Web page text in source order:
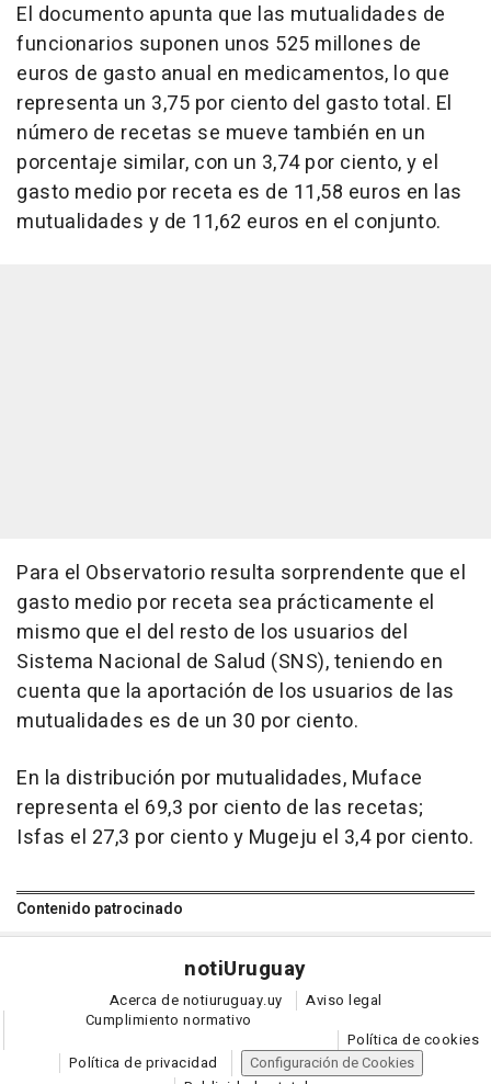
El documento apunta que las mutualidades de
funcionarios suponen unos 525 millones de
euros de gasto anual en medicamentos, lo que
representa un 3,75 por ciento del gasto total. El
número de recetas se mueve también en un
porcentaje similar, con un 3,74 por ciento, y el
gasto medio por receta es de 11,58 euros en las
mutualidades y de 11,62 euros en el conjunto.
Para el Observatorio resulta sorprendente que el
gasto medio por receta sea prácticamente el
mismo que el del resto de los usuarios del
Sistema Nacional de Salud (SNS), teniendo en
cuenta que la aportación de los usuarios de las
mutualidades es de un 30 por ciento.
En la distribución por mutualidades, Muface
representa el 69,3 por ciento de las recetas;
Isfas el 27,3 por ciento y Mugeju el 3,4 por ciento.
Contenido patrocinado
notiUruguay
Acerca de notiuruguay.uy
Aviso legal
Cumplimiento normativo
Política de cookies
Política de privacidad
Configuración de Cookies